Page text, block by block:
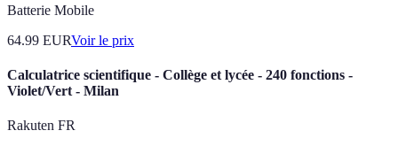
Batterie Mobile
64.99 EURVoir le prix
Calculatrice scientifique - Collège et lycée - 240 fonctions -
Violet/Vert - Milan
Rakuten FR